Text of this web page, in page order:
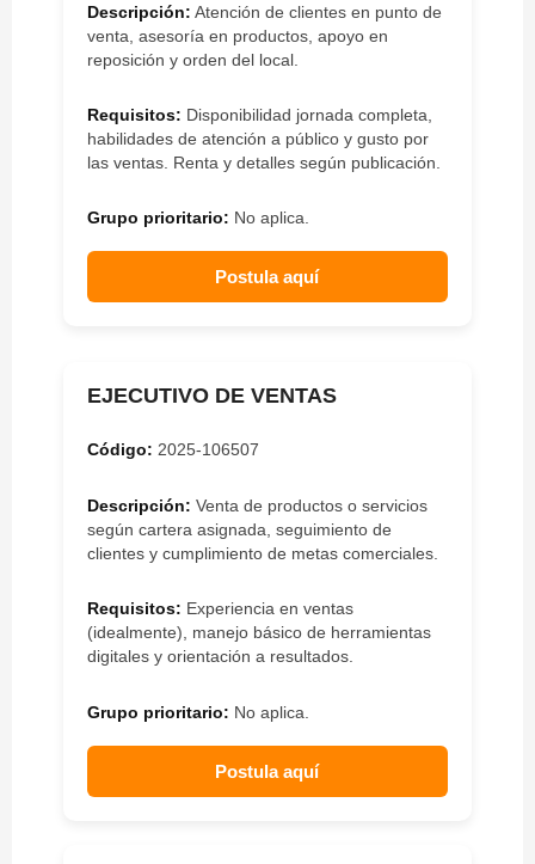
Descripción: Atención de clientes en punto de
venta, asesoría en productos, apoyo en
reposición y orden del local.
Requisitos: Disponibilidad jornada completa,
habilidades de atención a público y gusto por
las ventas. Renta y detalles según publicación.
Grupo prioritario: No aplica.
Postula aquí
EJECUTIVO DE VENTAS
Código: 2025-106507
Descripción: Venta de productos o servicios
según cartera asignada, seguimiento de
clientes y cumplimiento de metas comerciales.
Requisitos: Experiencia en ventas
(idealmente), manejo básico de herramientas
digitales y orientación a resultados.
Grupo prioritario: No aplica.
Postula aquí